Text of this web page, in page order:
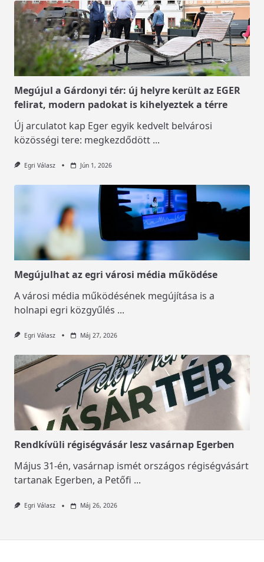
Megújul a Gárdonyi tér: új helyre került az EGER
felirat, modern padokat is kihelyeztek a térre
Új arculatot kap Eger egyik kedvelt belvárosi
közösségi tere: megkezdődött ...
Egri Válasz Jún 1, 2026
Megújulhat az egri városi média működése
A városi média működésének megújítása is a
holnapi egri közgyűlés ...
Egri Válasz Máj 27, 2026
Rendkívüli régiségvásár lesz vasárnap Egerben
Május 31-én, vasárnap ismét országos régiségvásárt
tartanak Egerben, a Petőfi ...
Egri Válasz Máj 26, 2026